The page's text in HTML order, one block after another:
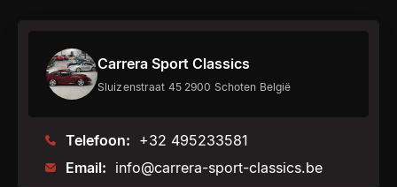
Carrera Sport Classics
Sluizenstraat 45 2900 Schoten België
Telefoon: +32 495233581
Email: info@carrera-sport-classics.be